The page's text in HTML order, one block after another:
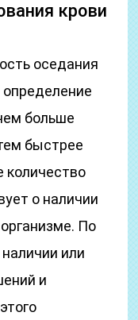
крови
оседания
больше
быстрее
количество
о наличии
По
или
и